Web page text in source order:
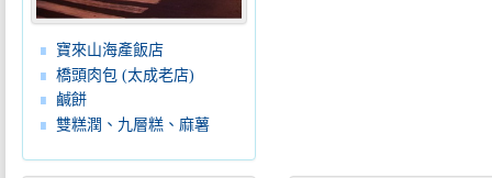
寶來山海產飯店
橋頭肉包 (太成老店)
鹹餅
雙糕潤、九層糕、麻薯